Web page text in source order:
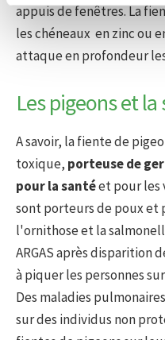
appuis de fenêtres. La
les chéneaux en zinc ou
attaque en profondeur
Les pigeons et la
A savoir, la fiente de
toxique, porteuse de
pour la santéet pour les
sont porteurs de poux
l'ornithose et la
ARGAS après disparition
à piquer les personnes
Des maladies
sur des individus non